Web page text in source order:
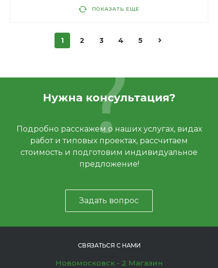
ПОКАЗАТЬ ЕЩЕ
1 2 3 4 5
Нужна консультация?
Подробно расскажем о наших услугах, видах
работ и типовых проектах, рассчитаем
стоимость и подготовим индивидуальное
предложение!
Задать вопрос
СВЯЗАТЬСЯ С НАМИ
Новомосковск - 2 Магазин